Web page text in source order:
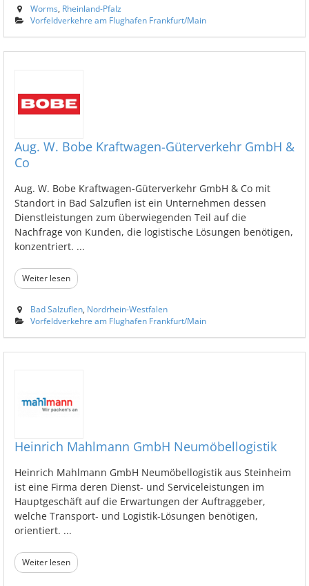
Worms, Rheinland-Pfalz
Vorfeldverkehre am Flughafen Frankfurt/Main
Aug. W. Bobe Kraftwagen-Güterverkehr GmbH &
Co
Aug. W. Bobe Kraftwagen-Güterverkehr GmbH & Co mit
Standort in Bad Salzuflen ist ein Unternehmen dessen
Dienstleistungen zum überwiegenden Teil auf die
Nachfrage von Kunden, die logistische Lösungen benötigen,
konzentriert. ...
Weiter lesen
Bad Salzuflen Nordrhein-Westfalen
Vorfeldverkehre am Flughafen Frankfurt/Main
Heinrich Mahlmann GmbH Neumöbellogistik
Heinrich Mahlmann GmbH Neumöbellogistik aus Steinheim
ist eine Firma deren Dienst- und Serviceleistungen im
Hauptgeschäft auf die Erwartungen der Auftraggeber,
welche Transport- und Logistik-Lösungen benötigen,
orientiert. ...
Weiter lesen